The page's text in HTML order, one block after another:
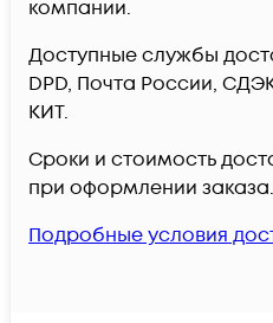
компании.
Доступные службы
DPD, Почта России,
КИТ.
Сроки и стоимость
при оформлении заказа.
Подробные условия